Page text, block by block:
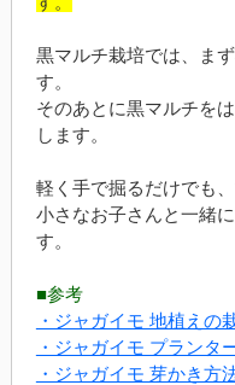
黒マルチ栽培では、ま
す。
そのあとに黒マルチを
します。
軽く手で掘るだけでも
小さなお子さんと一緒
す。
■参考
・ジャガイモ 地植えの
・ジャガイモ プランタ
・ジャガイモ 芽かき方